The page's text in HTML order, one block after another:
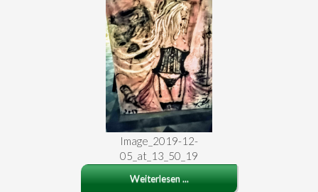
Image_2019-12-
05_at_13_50_19
Weiterlesen ...